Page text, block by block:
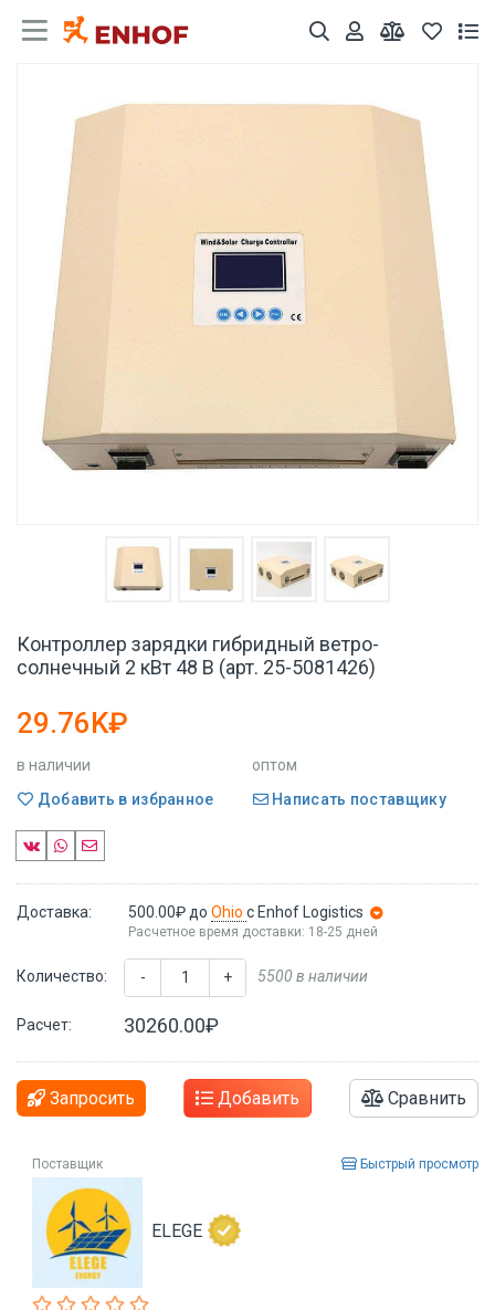
Контроллер зарядки гибридный ветро-
солнечный 2 кВт 48 В (арт. 25-5081426)
29.76K₽
в наличии
оптом
Добавить в избранное
Написать поставщику
Доставка: 500.00₽ до Ohio с Enhof Logistics
Расчетное время доставки: 18-25 дней
Количество: - + 5500 в наличии
Расчет: 30260.00₽
Запросить Добавить Сравнить
Поставщик Быстрый просмотр
ELEGE